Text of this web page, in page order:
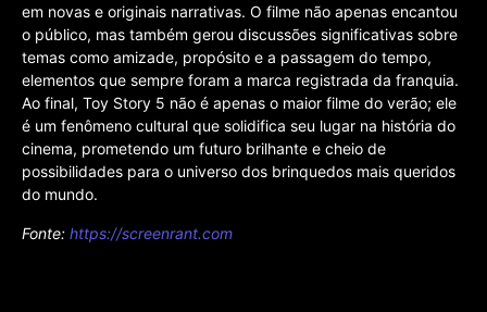
em novas e originais narrativas. O filme não apenas encantou
o público, mas também gerou discussões significativas sobre
temas como amizade, propósito e a passagem do tempo,
elementos que sempre foram a marca registrada da franquia.
Ao final, Toy Story 5 não é apenas o maior filme do verão; ele
é um fenômeno cultural que solidifica seu lugar na história do
cinema, prometendo um futuro brilhante e cheio de
possibilidades para o universo dos brinquedos mais queridos
do mundo.
Fonte: https://screenrant.com